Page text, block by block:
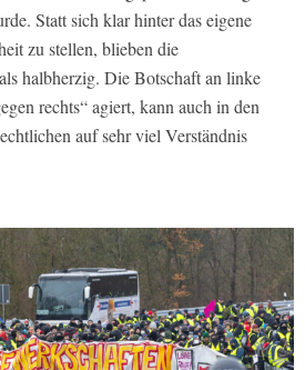
Statt sich klar hinter das eigene
zu stellen, blieben die
halbherzig. Die Botschaft an linke
rechts“ agiert, kann auch in den
auf sehr viel Verständnis